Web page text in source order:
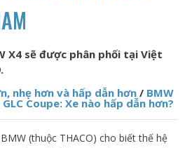
X4 sẽ được phân phối tại Việt
nhẹ hơn và hấp dẫn hơn / BMW
Coupe: Xe nào hấp dẫn hơn?
(thuộc THACO) cho biết thế hệ